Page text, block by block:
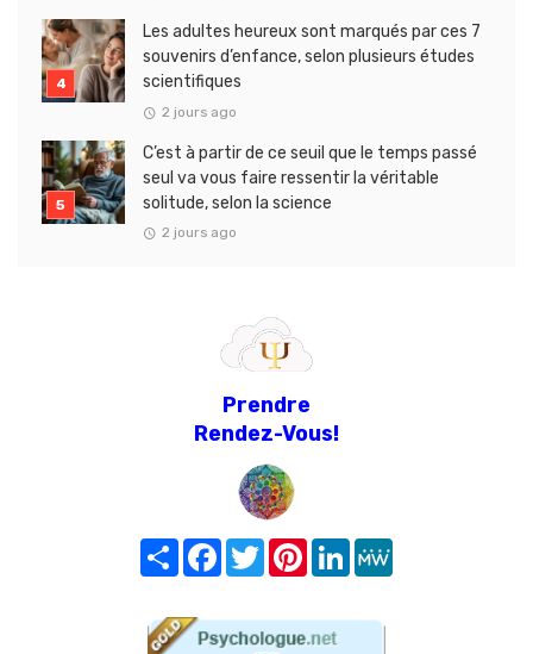
Les adultes heureux sont marqués par ces 7
souvenirs d’enfance, selon plusieurs études
scientifiques
2 jours ago
C’est à partir de ce seuil que le temps passé
seul va vous faire ressentir la véritable
solitude, selon la science
2 jours ago
Prendre
Rendez-Vous!
Share FacebookTwitterPinterest
LinkedIn